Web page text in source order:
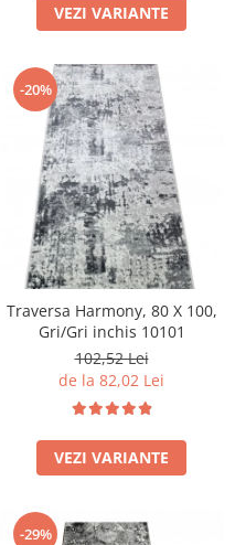
VEZI VARIANTE
-20%
Traversa Harmony, 80 X 100,
Gri/Gri inchis 10101
102,52 Lei
de la 82,02 Lei
VEZI VARIANTE
-29%